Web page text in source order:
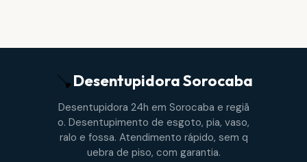
DesentupidoraSorocaba
Desentupidora 24h em Sorocaba e regiã
o. Desentupimento de esgoto, pia, vaso,
ralo e fossa. Atendimento rápido, sem q
uebra de piso, com garantia.